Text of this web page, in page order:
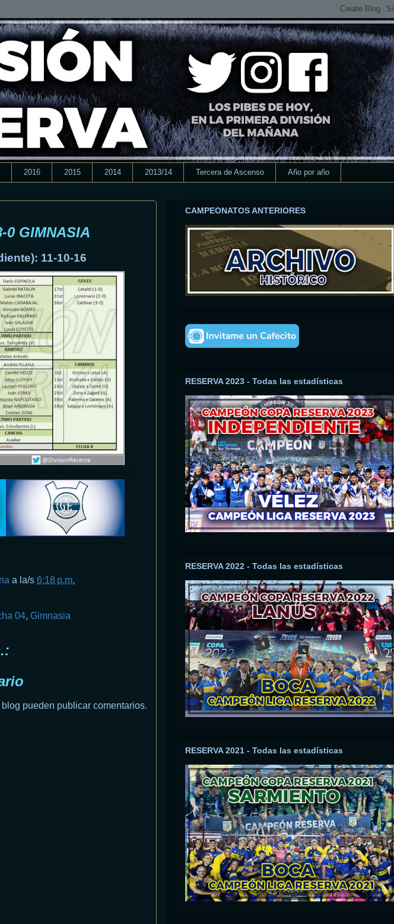
2016 2015 2014 2013/14 Tercera de Ascenso Año por año
0 GIMNASIA
11-10-16
a la/s 6:18 p.m.
04, Gimnasia
pueden publicar comentarios.
CAMPEONATOS ANTERIORES
RESERVA 2023 - Todas las estadísticas
RESERVA 2022 - Todas las estadísticas
RESERVA 2021 - Todas las estadísticas